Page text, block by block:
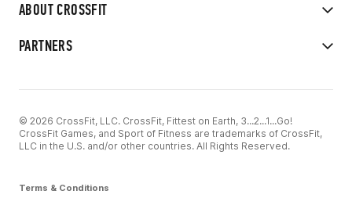
ABOUT CROSSFIT
PARTNERS
© 2026 CrossFit, LLC. CrossFit, Fittest on Earth, 3...2...1...Go!
CrossFit Games, and Sport of Fitness are trademarks of CrossFit,
LLC in the U.S. and/or other countries. All Rights Reserved.
Terms & Conditions